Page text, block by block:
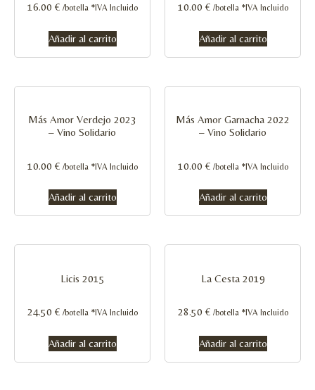
16.00 € /botella *IVA Incluido
Añadir al carrito
10.00 € /botella *IVA Incluido
Añadir al carrito
Más Amor Verdejo 2023
– Vino Solidario
10.00 € /botella *IVA Incluido
Añadir al carrito
Más Amor Garnacha 2022
– Vino Solidario
10.00 € /botella *IVA Incluido
Añadir al carrito
Licis 2015
24.50 € /botella *IVA Incluido
Añadir al carrito
La Cesta 2019
28.50 € /botella *IVA Incluido
Añadir al carrito